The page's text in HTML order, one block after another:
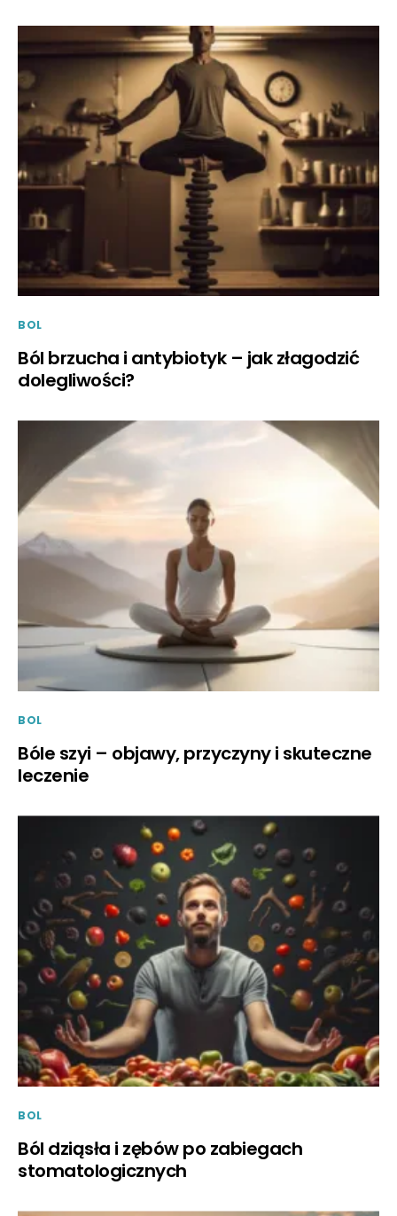
BOL
Ból brzucha i antybiotyk – jak złagodzić
dolegliwości?
BOL
Bóle szyi – objawy, przyczyny i skuteczne
leczenie
BOL
Ból dziąsła i zębów po zabiegach
stomatologicznych